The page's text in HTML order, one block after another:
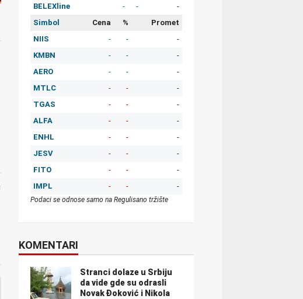
BELEXline
- -
-
Simbol
Cena %
Promet
NIIS
- -
-
KMBN
- -
-
AERO
- -
-
MTLC
- -
-
TGAS
- -
-
ALFA
- -
-
ENHL
- -
-
JESV
- -
-
FITO
- -
-
IMPL
- - -
Podaci se odnose samo na Regulisano tržište
KOMENTARI
Stranci dolaze u Srbiju
da vide gde su odrasli
Novak Đoković i Nikola